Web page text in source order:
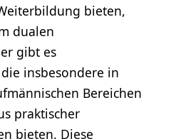
bieten,
dualen
gibt es
insbesondere in
Bereichen
praktischer
bieten. Diese